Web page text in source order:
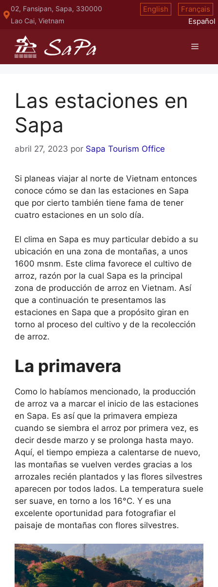
Saltar
al
02, Fansipan, Sapa, 330000
Lao Cai, Vietnam
English
Français
Español
Menú
Las estaciones en
Sapa
abril 27, 2023 por Sapa Tourism Office
Si planeas viajar al norte de Vietnam entonces
conoce cómo se dan las estaciones en Sapa
que por cierto también tiene fama de tener
cuatro estaciones en un solo día.
El clima en Sapa es muy particular debido a su
ubicación en una zona de montañas, a unos
1600 msnm. Este clima favorece el cultivo de
arroz, razón por la cual Sapa es la principal
zona de producción de arroz en Vietnam. Así
que a continuación te presentamos las
estaciones en Sapa que a propósito giran en
torno al proceso del cultivo y de la recolección
de arroz.
La primavera
Como lo habíamos mencionado, la producción
de arroz va a marcar el inicio de las estaciones
en Sapa. Es así que la primavera empieza
cuando se siembra el arroz por primera vez, es
decir desde marzo y se prolonga hasta mayo.
Aquí, el tiempo empieza a calentarse de nuevo,
las montañas se vuelven verdes gracias a los
arrozales recién plantados y las flores silvestres
aparecen por todos lados. La temperatura suele
ser suave, en torno a los 16°C. Y es una
excelente oportunidad para fotografiar el
paisaje de montañas con flores silvestres.